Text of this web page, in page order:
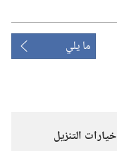
ما يلي
خيارات التنزيل